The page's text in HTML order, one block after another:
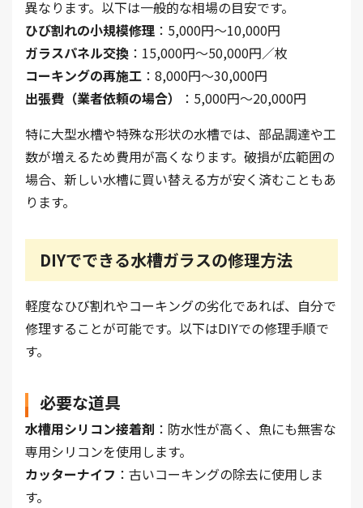
異なります。以下は一般的な相場の目安です。
ひび割れの小規模修理 ：5,000円～10,000円
ガラスパネル交換 ：15,000円～50,000円／枚
コーキングの再施工 ：8,000円～30,000円
出張費（業者依頼の場合）
：5,000円～20,000円
特に大型水槽や特殊な形状の水槽では、部品調達や工
数が増えるため費用が高くなります。破損が広範囲の
場合、新しい水槽に買い替える方が安く済むこともあ
ります。
DIYでできる水槽ガラスの修理方法
軽度なひび割れやコーキングの劣化であれば、自分で
修理することが可能です。以下はDIYでの修理手順で
す。
必要な道具
水槽用シリコン接着剤 ：防水性が高く、魚にも無害な
専用シリコンを使用します。
カッターナイフ ：古いコーキングの除去に使用しま
す。